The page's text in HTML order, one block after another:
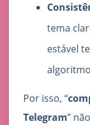
tema
estável
Por isso, “
Telegram”